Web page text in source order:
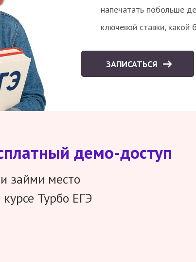
напечатать побольше
ключевой ставки,
ЗАПИСАТЬСЯ
демо-доступ
займи место
Турбо ЕГЭ